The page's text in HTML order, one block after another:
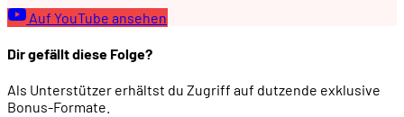
Auf YouTube ansehen
Dir gefällt diese Folge?
Als Unterstützer erhältst du Zugriff auf dutzende exklusive
Bonus-Formate.